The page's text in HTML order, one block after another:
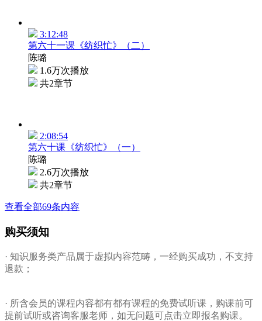
3:12:48
第六十一课《纺织忙》（二）
陈璐
1.6万次播放
共2章节
2:08:54
第六十课《纺织忙》（一）
陈璐
2.6万次播放
共2章节
查看全部69条内容
购买须知
· 知识服务类产品属于虚拟内容范畴，一经购买成功，不支持
退款；
· 所含会员的课程内容都有都有课程的免费试听课，购课前可
提前试听或咨询客服老师，如无问题可点击立即报名购课。